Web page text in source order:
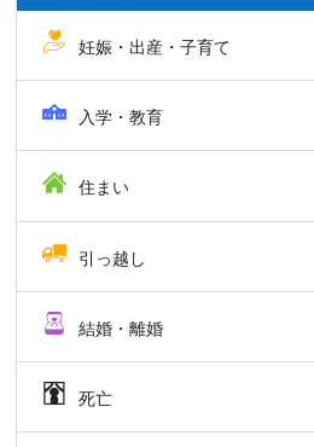
妊娠・出産・子育て
入学・教育
住まい
引っ越し
結婚・離婚
死亡